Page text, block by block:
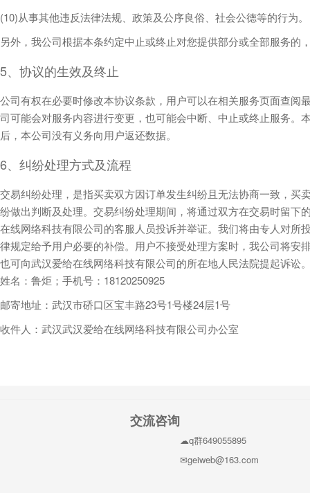
(10)从事其他违反法律法规、政策及公序良俗、社会公德等的行为。
另外，我公司根据本条约定中止或终止对您提供部分或全部服务的
5、协议的生效及终止
公司有权在必要时修改本协议条款，用户可以在相关服务页面查
司可能会对服务内容进行变更，也可能会中断、中止或终止服务
后，本公司没有义务向用户返还数据。
6、纠纷处理方式及流程
交易纠纷处理，是指买卖双方因订单发生纠纷且无法协商一致，买
纷做出判断及处理。交易纠纷处理期间，将通过双方在交易时留
在线网络科技有限公司的客服人员投诉并举证。我们将由专人对
律规定给予用户必要的补偿。用户不接受处理方案时，我公司将
也可向武汉爱给在线网络科技有限公司的所在地人民法院提起诉讼
姓名：鲁炬；手机号：18120250925
邮寄地址：武汉市硚口区宝丰路23号1号楼24层1号
收件人：武汉武汉爱给在线网络科技有限公司办公室
交流咨询
q群649055895
geiweb@163.com